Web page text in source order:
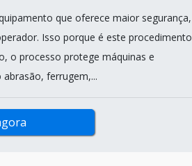
que oferece maior segurança,
Isso porque é este procedimento
o processo protege máquinas e
ferrugem,...